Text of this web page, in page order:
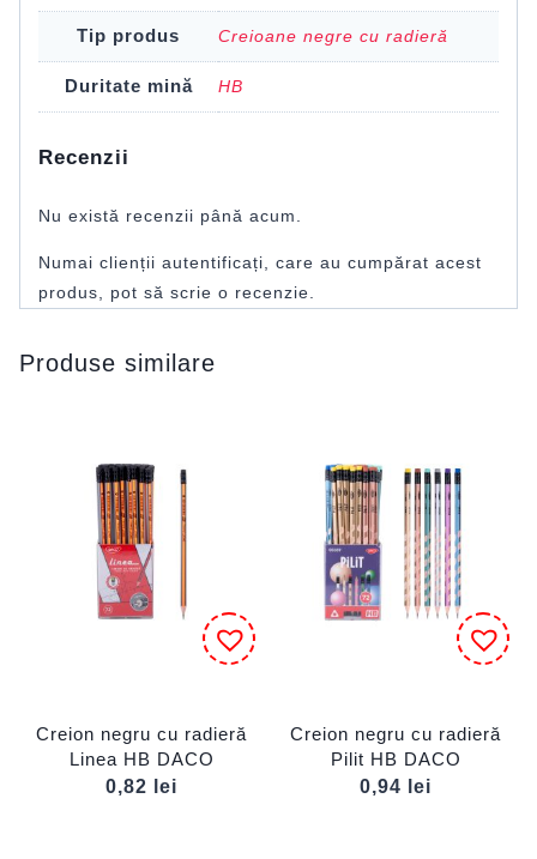
Tip produs Creioane negre cu radieră
Duritate mină HB
Recenzii
Nu există recenzii până acum.
Numai clienții autentificați, care au cumpărat acest
produs, pot să scrie o recenzie.
Produse similare
Creion negru cu radieră
Linea HB DACO
0,82
lei
Creion negru cu radieră
Pilit HB DACO
0,94
lei